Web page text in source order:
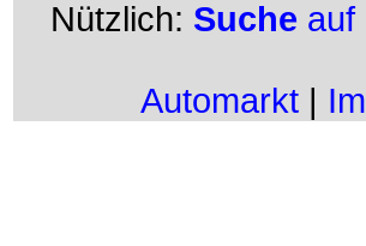
Nützlich: Suche auf
Automarkt |